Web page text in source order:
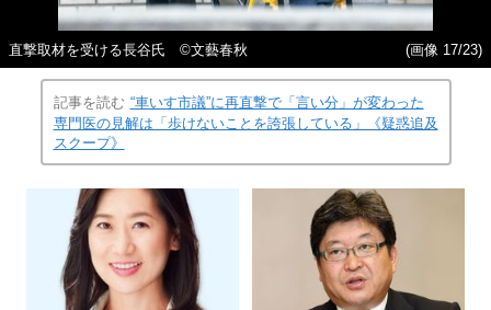
直撃取材を受ける長谷氏 ©️文藝春秋 (画像 17/23)
記事を読む “車いす市議”に再直撃で「言い分」が変わった
専門医の見解は「歩けないことを誇張している」《疑惑追及
スクープ》